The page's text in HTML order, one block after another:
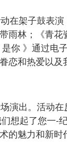
在架子鼓表
林；《青
你 》通过
和热爱以及
演出。活
起了您一-
魅力和新时